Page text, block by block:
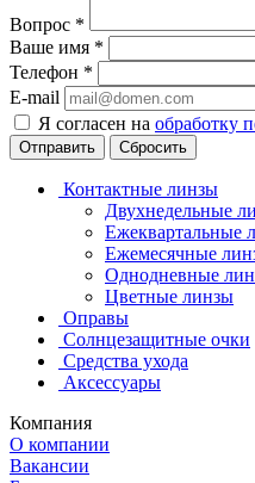
Вопрос *
Ваше имя *
Телефон *
E-mail
Я согласен на обработку
Сбросить
Контактные линзы
Двухнедельные
Ежеквартальные
Ежемесячные
Однодневные
Цветные линзы
Оправы
Солнцезащитные очки
Средства ухода
Аксессуары
Компания
О компании
Вакансии